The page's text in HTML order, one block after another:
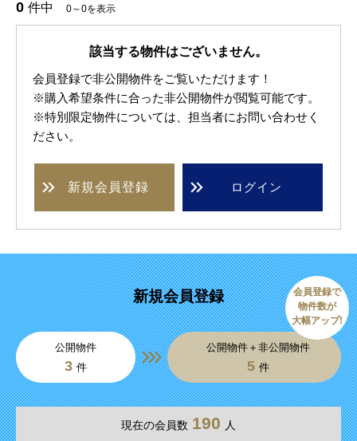
0 件中 0～0を表示
該当する物件はございません。
会員登録で非公開物件をご覧いただけます！
※購入希望条件に合った非公開物件が閲覧可能です。
※特別限定物件については、担当者にお問い合わせく
ださい。
新規会員登録 ログイン
新規会員登録
公開物件
3 件
公開物件＋非公開物件
5 件
会員登録で
物件数が
大幅アップ!
現在の会員数 190 人